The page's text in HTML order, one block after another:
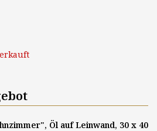
Öl auf Leinwand, 30 x 40